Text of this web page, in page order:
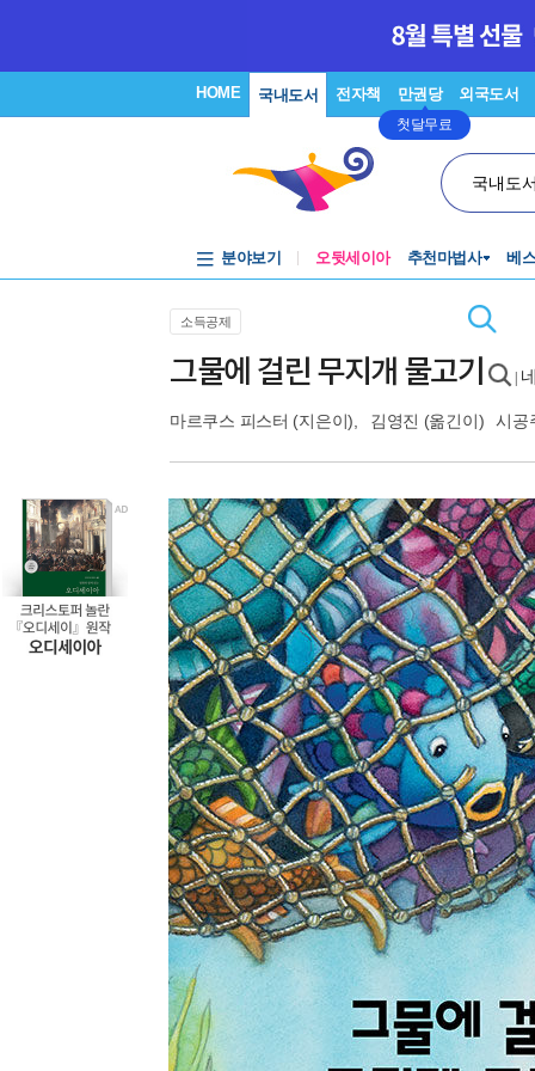
HOME 국내도서 전자책 만권당
첫달무료
외국도서
국내도
분야보기 오뒷세이아 추천마법사 베
소득공제
그물에 걸린 무지개 물고기
마르쿠스 피스터 (지은이), 김영진 (옮긴이) 시공